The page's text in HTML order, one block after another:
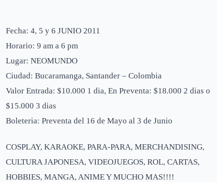
Fecha: 4, 5 y 6 JUNIO 2011
Horario: 9 am a 6 pm
Lugar: NEOMUNDO
Ciudad: Bucaramanga, Santander – Colombia
Valor Entrada: $10.000 1 dia, En Preventa: $18.000 2 dias o
$15.000 3 dias
Boleteria: Preventa del 16 de Mayo al 3 de Junio
COSPLAY, KARAOKE, PARA-PARA, MERCHANDISING,
CULTURA JAPONESA, VIDEOJUEGOS, ROL, CARTAS,
HOBBIES, MANGA, ANIME Y MUCHO MAS!!!!